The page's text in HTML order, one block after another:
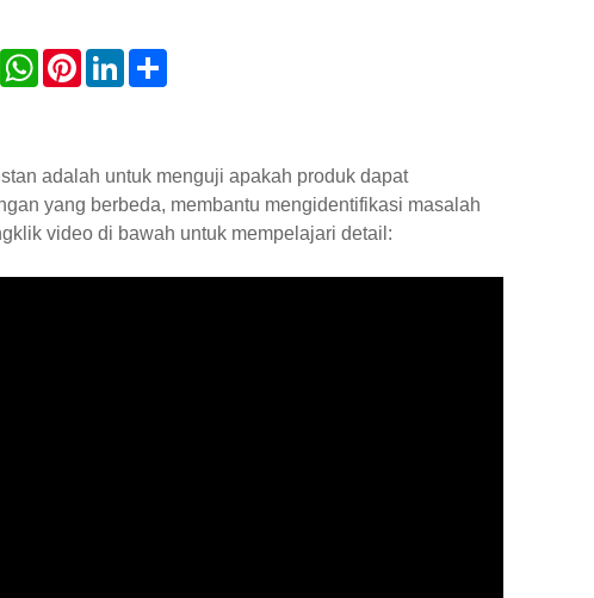
WhatsAppPinterestLinkedInShare
adalah untuk menguji apakah produk dapat
yang berbeda, membantu mengidentifikasi masalah
video di bawah untuk mempelajari detail: